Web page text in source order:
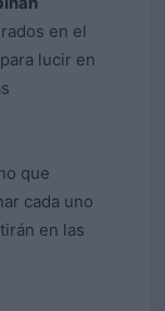
en el
lucir en
que
cada uno
en las